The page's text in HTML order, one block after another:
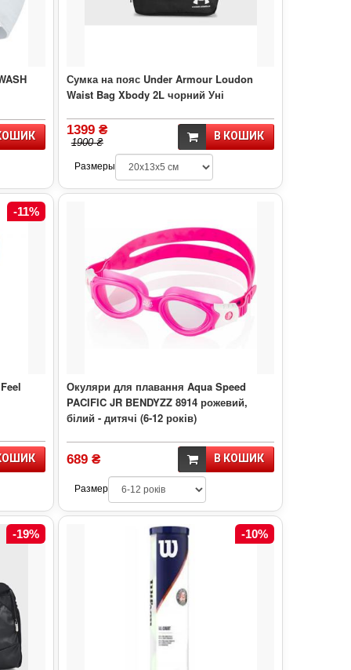
Сумка на пояс Under Armour Loudon
Waist Bag Xbody 2L чорний Уні
1399 ₴
1900 ₴
В КОШИК
Размеры
-11%
Окуляри для плавання Aqua Speed
PACIFIC JR BENDYZZ 8914 рожевий,
білий - дитячі (6-12 років)
689 ₴ В КОШИК
Размер
-19% -10%